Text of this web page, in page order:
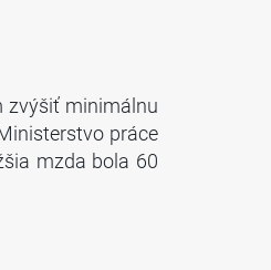
zvýšiť minimálnu
práce
mzda bola 60